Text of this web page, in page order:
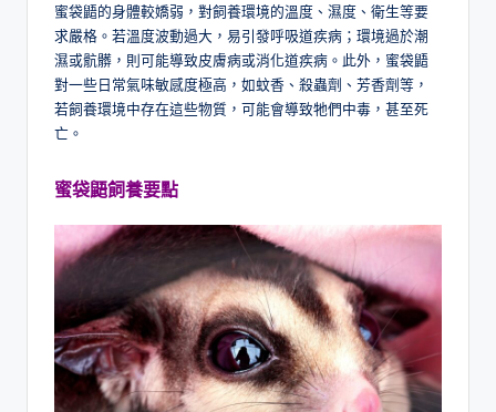
蜜袋鼯的身體較嬌弱，對飼養環境的溫度、濕度、衛生等要
求嚴格。若溫度波動過大，易引發呼吸道疾病；環境過於潮
濕或骯髒，則可能導致皮膚病或消化道疾病。此外，蜜袋鼯
對一些日常氣味敏感度極高，如蚊香、殺蟲劑、芳香劑等，
若飼養環境中存在這些物質，可能會導致牠們中毒，甚至死
亡。
蜜袋鼯飼養要點